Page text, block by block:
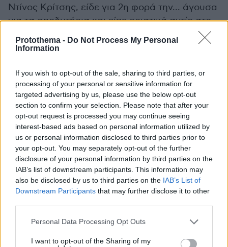
Protothema - Do Not Process My Personal
Information
If you wish to opt-out of the sale, sharing to third parties, or
processing of your personal or sensitive information for
targeted advertising by us, please use the below opt-out
section to confirm your selection. Please note that after your
opt-out request is processed you may continue seeing
interest-based ads based on personal information utilized by
us or personal information disclosed to third parties prior to
your opt-out. You may separately opt-out of the further
disclosure of your personal information by third parties on the
IAB’s list of downstream participants. This information may
also be disclosed by us to third parties on the IAB’s List of
Downstream Participants that may further disclose it to other
Please note that this website/app uses one or more Google
not limited to your visit or usage behaviour. You may click to
Personal Data Processing Opt Outs
I want to opt-out of the Sharing of my
Ντίνος Κρίτσης, είδε για 2η φορά την... άγουσα
για τα αποδυτήρια και είπε οριστικά αντίο στο
GNTM4
cfwirtf1mtgp-sf)
Ειδήσεις σήμερα
Σφίγγει ο δικαστικός κλοιός για τους
αντιεμβολιαστές: Στο στόχαστρο πλαστά
πιστοποιητικά και fake news
Δημοσκόπηση ALCO: Με rapid test οι